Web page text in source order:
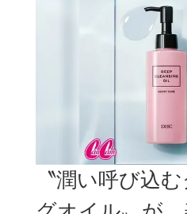
〝潤い呼び込